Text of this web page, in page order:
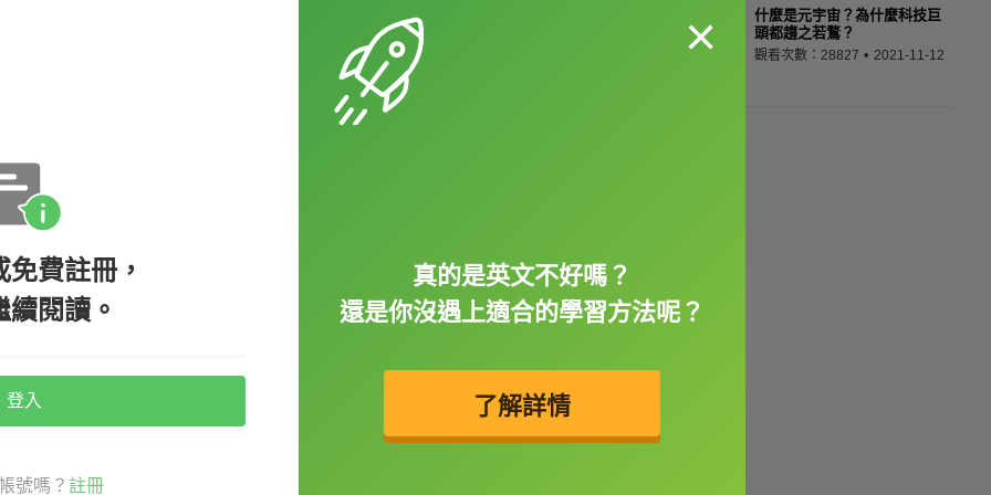
bacon.（我的母親每天認真工作以養家
and wife bring home the bacon.
為...增添趣味
silly jokes or stories.（Jimmy 喜歡在
什麼是元宇宙？為什麼科技巨
頭都趨之若鶩？
觀看次數：28827 2021-11-12
×
費註冊，
續閱讀。
登入
號嗎？ 註冊
真的是英文不好嗎？
還是你沒遇上適合的學習方法呢？
了解詳情